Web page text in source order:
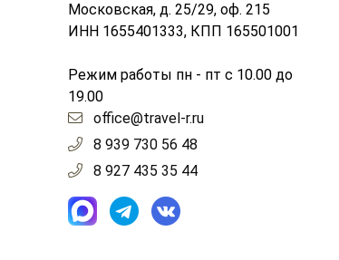
Московская, д. 25/29, оф. 215
ИНН 1655401333, КПП 165501001
Режим работы пн - пт с 10.00 до
19.00
office@travel-r.ru
8 939 730 56 48
8 927 435 35 44